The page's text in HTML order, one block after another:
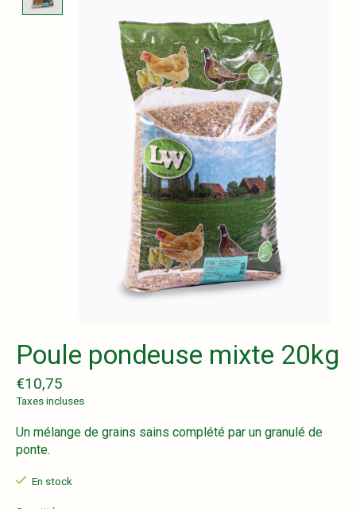
Poule pondeuse mixte 20kg
€10,75
Taxes incluses
Un mélange de grains sains complété par un granulé de
ponte.
En stock